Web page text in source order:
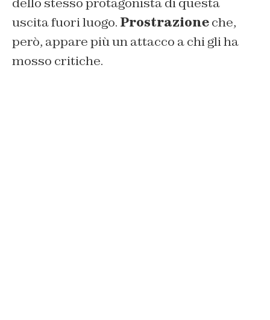
dello stesso protagonista di questa
uscita fuori luogo. Prostrazioneche,
però, appare più un attacco a chi gli ha
mosso critiche.